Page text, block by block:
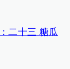
二十三 糖瓜